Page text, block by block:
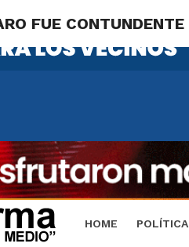
HOME POLÍTICA
FUE CONTUNDENTE